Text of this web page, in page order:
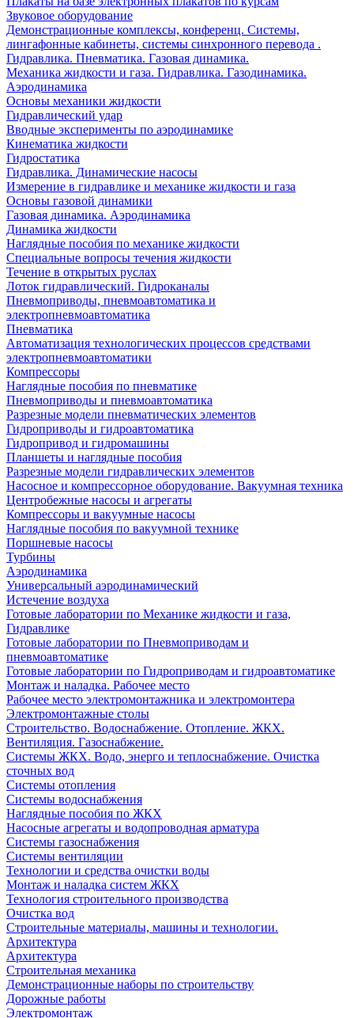
Звуковое оборудование
Демонстрационные комплексы, конференц. Системы,
лингафонные кабинеты, системы синхронного перевода .
Гидравлика. Пневматика. Газовая динамика.
Механика жидкости и газа. Гидравлика. Газодинамика.
Аэродинамика
Основы механики жидкости
Гидравлический удар
Вводные эксперименты по аэродинамике
Кинематика жидкости
Гидростатика
Гидравлика. Динамические насосы
Измерение в гидравлике и механике жидкости и газа
Основы газовой динамики
Газовая динамика. Аэродинамика
Динамика жидкости
Наглядные пособия по механике жидкости
Специальные вопросы течения жидкости
Течение в открытых руслах
Лоток гидравлический. Гидроканалы
Пневмоприводы, пневмоавтоматика и
электропневмоавтоматика
Пневматика
Автоматизация технологических процессов средствами
электропневмоавтоматики
Компрессоры
Наглядные пособия по пневматике
Пневмоприводы и пневмоавтоматика
Разрезные модели пневматических элементов
Гидроприводы и гидроавтоматика
Гидропривод и гидромашины
Планшеты и наглядные пособия
Разрезные модели гидравлических элементов
Насосное и компрессорное оборудование. Вакуумная техника
Центробежные насосы и агрегаты
Компрессоры и вакуумные насосы
Наглядные пособия по вакуумной технике
Поршневые насосы
Турбины
Аэродинамика
Универсальный аэродинамический
Истечение воздуха
Готовые лаборатории по Механике жидкости и газа,
Гидравлике
Готовые лаборатории по Пневмоприводам и
пневмоавтоматике
Готовые лаборатории по Гидроприводам и гидроавтоматике
Монтаж и наладка. Рабочее место
Рабочее место электромонтажника и электромонтера
Электромонтажные столы
Строительство. Водоснабжение. Отопление. ЖКХ.
Вентиляция. Газоснабжение.
Системы ЖКХ. Водо, энерго и теплоснабжение. Очистка
сточных вод
Системы отопления
Системы водоснабжения
Наглядные пособия по ЖКХ
Насосные агрегаты и водопроводная арматура
Системы газоснабжения
Системы вентиляции
Технологии и средства очистки воды
Монтаж и наладка систем ЖКХ
Технология строительного производства
Очистка вод
Строительные материалы, машины и технологии.
Архитектура
Архитектура
Cтроительная механика
Демонстрационные наборы по строительству
Дорожные работы
Электромонтаж